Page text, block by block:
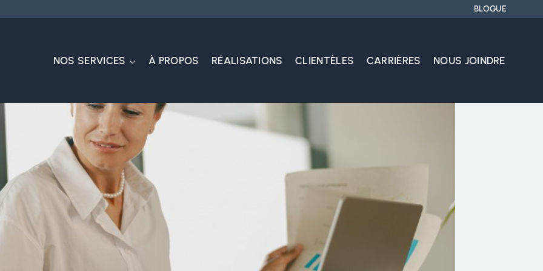
BLOGUE
NOS SERVICES À PROPOS RÉALISATIONS CLIENTÈLES CARRIÈRES NOUS JOINDRE